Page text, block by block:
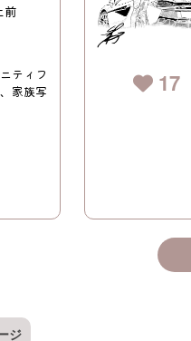
前
ティフ
家族写
17
ジ